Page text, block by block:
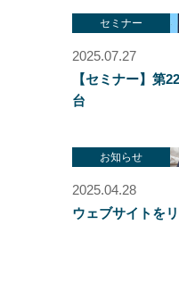
セミナー
2025.07.27
【セミナー】第
台
お知らせ
2025.04.28
ウェブサイトを